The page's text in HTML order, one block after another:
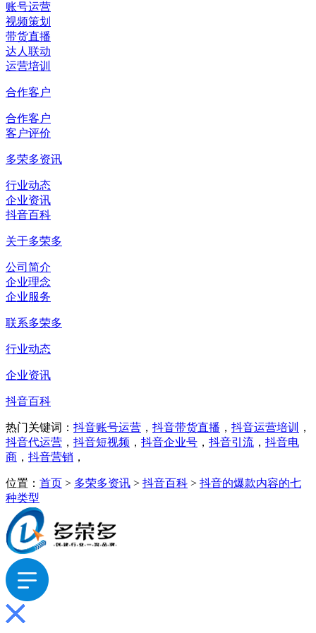
账号运营
视频策划
带货直播
达人联动
运营培训
合作客户
合作客户
客户评价
多荣多资讯
行业动态
企业资讯
抖音百科
关于多荣多
公司简介
企业理念
企业服务
联系多荣多
行业动态
企业资讯
抖音百科
热门关键词： 抖音账号运营 ， 抖音带货直播 ， 抖音运营培训
，
抖音代运营 ， 抖音短视频 ， 抖音企业号 ， 抖音引流 ， 抖音电
商 ， 抖音营销 ，
位置： 首页 > 多荣多资讯 > 抖音百科 > 抖音的爆款内容的七
种类型